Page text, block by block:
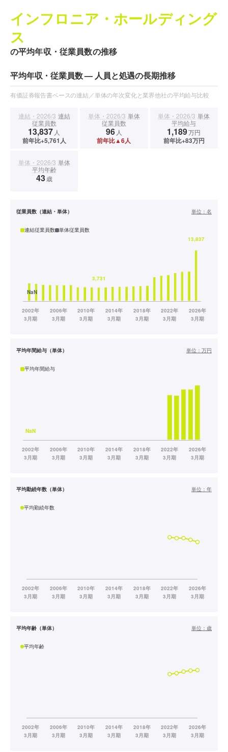
インフロニア・ホールディング
ス
の平均年収・従業員数の推移
平均年収・従業員数 — 人員と処遇の長期推移
有価証券報告書ベースの連結／単体の年次変化と業界他社の平均給与比較
連結・2026/3 連結
従業員数
13,837 人
前年比+5,761人
単体・2026/3 単体
従業員数
96 人
前年比▲6人
単体・2026/3 単体
平均給与
1,189万円
前年比+83万円
単体・2026/3 単体
平均年齢
43歳
従業員数（連結・単体） 単位： 名
連結従業員数 単体従業員数
平均年間給与（単体） 単位： 万円
平均年間給与
平均勤続年数（単体） 単位： 年
平均勤続年数
平均年齢（単体） 単位： 歳
平均年齢